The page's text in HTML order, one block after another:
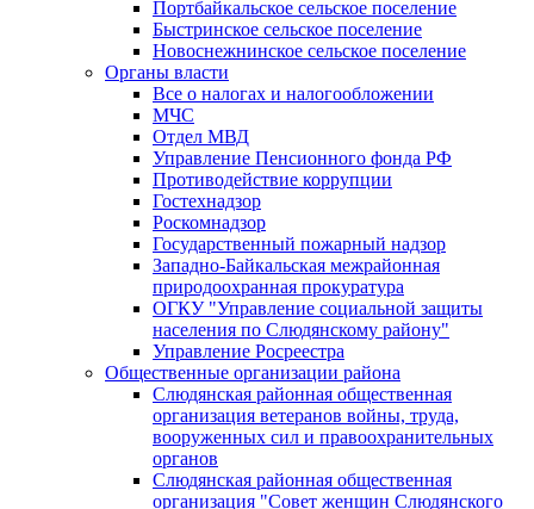
Портбайкальское сельское поселение
Быстринское сельское поселение
Новоснежнинское сельское поселение
Органы власти
Все о налогах и налогообложении
МЧС
Отдел МВД
Управление Пенсионного фонда РФ
Противодействие коррупции
Гостехнадзор
Роскомнадзор
Государственный пожарный надзор
Западно-Байкальская межрайонная
природоохранная прокуратура
ОГКУ "Управление социальной защиты
населения по Слюдянскому району"
Управление Росреестра
Общественные организации района
Слюдянская районная общественная
организация ветеранов войны, труда,
вооруженных сил и правоохранительных
органов
Слюдянская районная общественная
организация "Совет женщин Слюдянского